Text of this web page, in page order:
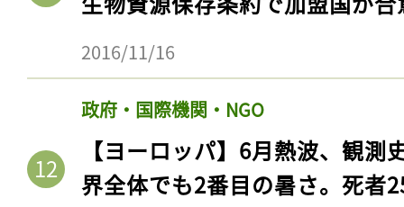
2016/11/16
政府・国際機関・NGO
【ヨーロッパ】6月熱波、観
界全体でも2番目の暑さ。死者